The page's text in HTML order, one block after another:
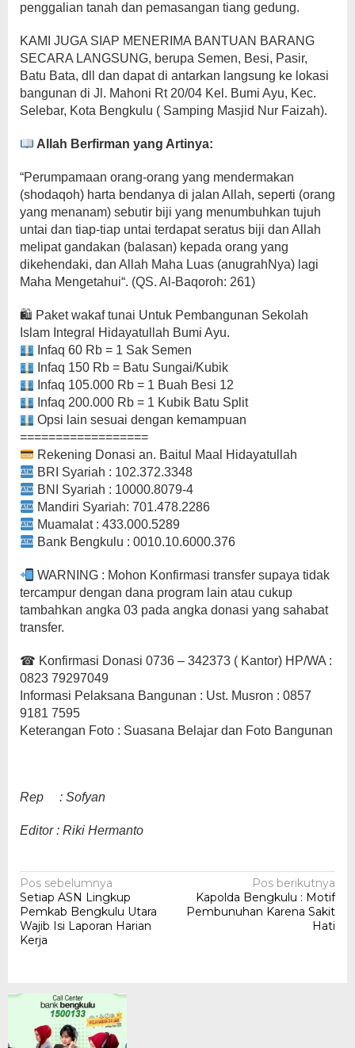
penggalian tanah dan pemasangan tiang gedung.
KAMI JUGA SIAP MENERIMA BANTUAN BARANG
SECARA LANGSUNG, berupa Semen, Besi, Pasir,
Batu Bata, dll dan dapat di antarkan langsung ke lokasi
bangunan di Jl. Mahoni Rt 20/04 Kel. Bumi Ayu, Kec.
Selebar, Kota Bengkulu ( Samping Masjid Nur Faizah).
Allah Berfirman yang Artinya:
“Perumpamaan orang-orang yang mendermakan
(shodaqoh) harta bendanya di jalan Allah, seperti (orang
yang menanam) sebutir biji yang menumbuhkan tujuh
untai dan tiap-tiap untai terdapat seratus biji dan Allah
melipat gandakan (balasan) kepada orang yang
dikehendaki, dan Allah Maha Luas (anugrahNya) lagi
Maha Mengetahui“. (QS. Al-Baqoroh: 261)
🛍 Paket wakaf tunai Untuk Pembangunan Sekolah
Islam Integral Hidayatullah Bumi Ayu.
Infaq 60 Rb = 1 Sak Semen
Infaq 150 Rb = Batu Sungai/Kubik
Infaq 105.000 Rb = 1 Buah Besi 12
Infaq 200.000 Rb = 1 Kubik Batu Split
Opsi lain sesuai dengan kemampuan
==================
Rekening Donasi an. Baitul Maal Hidayatullah
BRI Syariah : 102.372.3348
BNI Syariah : 10000.8079-4
Mandiri Syariah: 701.478.2286
Muamalat : 433.000.5289
Bank Bengkulu : 0010.10.6000.376
WARNING : Mohon Konfirmasi transfer supaya tidak
tercampur dengan dana program lain atau cukup
tambahkan angka 03 pada angka donasi yang sahabat
transfer.
☎ Konfirmasi Donasi 0736 – 342373 ( Kantor) HP/WA :
0823 79297049
Informasi Pelaksana Bangunan : Ust. Musron : 0857
9181 7595
Keterangan Foto : Suasana Belajar dan Foto Bangunan
Rep : Sofyan
Editor : Riki Hermanto
Navigasi
pos
Pos sebelumnya
Setiap ASN Lingkup
Pemkab Bengkulu Utara
Wajib Isi Laporan Harian
Kerja
Pos berikutnya
Kapolda Bengkulu : Motif
Pembunuhan Karena Sakit
Hati